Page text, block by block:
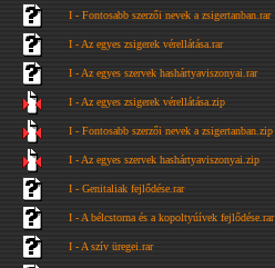
I - Fontosabb szerzői nevek a zsigertanban.rar
I - Az egyes zsigerek vérellátása.rar
I - Az egyes szervek hashártyaviszonyai.rar
I - Az egyes zsigerek vérellátása.zip
I - Fontosabb szerzői nevek a zsigertanban.zip
I - Az egyes szervek hashártyaviszonyai.zip
I - Genitaliak fejlődése.rar
I - A bélcstorna és a kopoltyúívek fejlődése.rar
I - A szív üregei.rar